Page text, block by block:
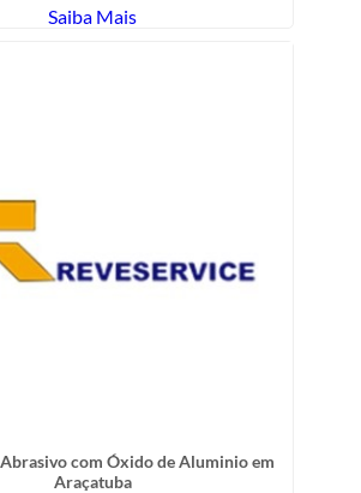
Saiba Mais
com Óxido de Aluminio em
Araçatuba